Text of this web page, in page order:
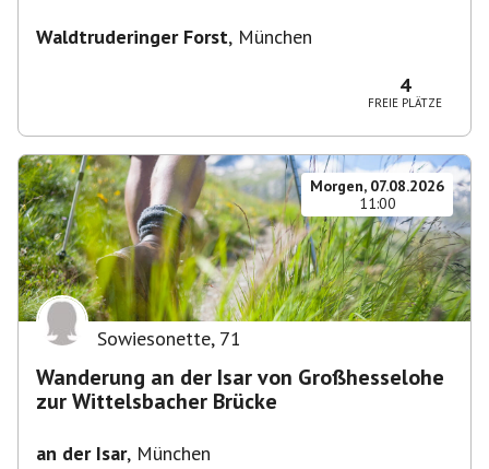
Waldtruderinger Forst, München
4
FREIE PLÄTZE
Morgen, 07.08.2026
11:00
Sowiesonette, 71
Wanderung an der Isar von Großhesselohe
zur Wittelsbacher Brücke
an der Isar, München